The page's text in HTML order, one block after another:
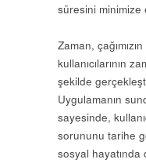
süresini minimize
Zaman,
kullanıcılarının
şekilde
Uygulamanın
sayesinde,
sorununu tarihe
sosyal